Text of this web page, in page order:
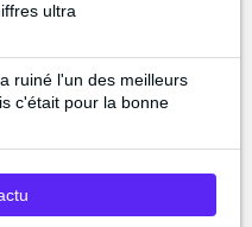
ultra
ruiné l'un des meilleurs
c'était pour la bonne